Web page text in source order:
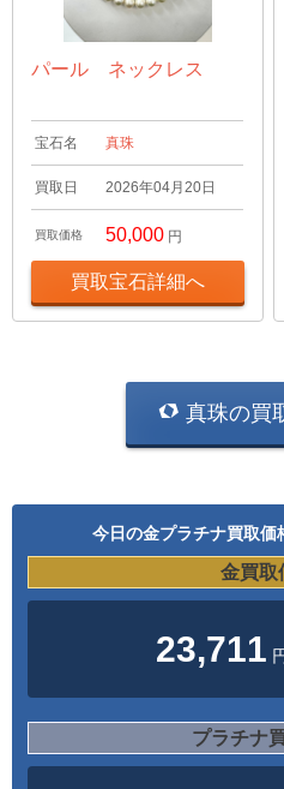
パール ネックレス
宝石名 真珠
買取日 2026年04月20日
買取価格 50,000 円
買取宝石詳細へ
真珠の買
今日の金プラチナ買取価
金買取
23,711
プラチナ